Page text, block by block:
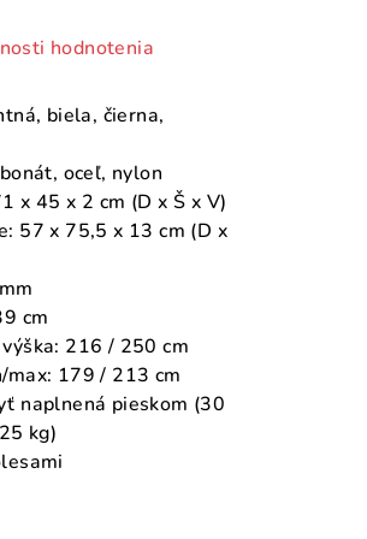
hodnotenia
biela, čierna,
oceľ, nylon
x 45 x 2 cm (D x Š x V)
57 x 75,5 x 13 cm (D x
cm
216 / 250 cm
max: 179 / 213 cm
naplnená pieskom (30
kg)